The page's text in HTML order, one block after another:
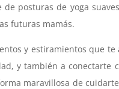
posturas de yoga
futuras mamás.
y estiramientos que te
y también a conectarte
maravillosa de